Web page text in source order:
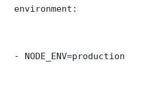
environment:
- NODE_ENV=production